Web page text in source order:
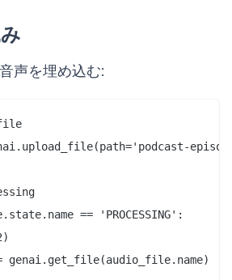
声を埋め込む:
file
== 'PROCESSING':
genai.get_file(audio_file.name)